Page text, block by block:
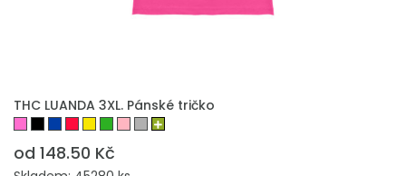
THC LUANDA 3XL. Pánské tričko
od 148.50 Kč